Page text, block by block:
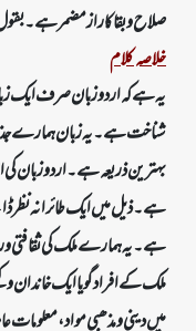
صلاح و بقا کا راز مضمر ہے۔
خلاصہ کلام
یہ ہے کہ اردو زبان صرف ایک
شناخت ہے۔ یہ زبان ہمارے
بہترین ذریعہ ہے۔ اردو زبان کی
ہے۔ ذیل میں ایک طائرانہ نظر
ہے۔ یہ ہمارے ملک کی
ملک کے افراد گویا ایک خاندان
میں دینی و مذھبی مواد، معلومات